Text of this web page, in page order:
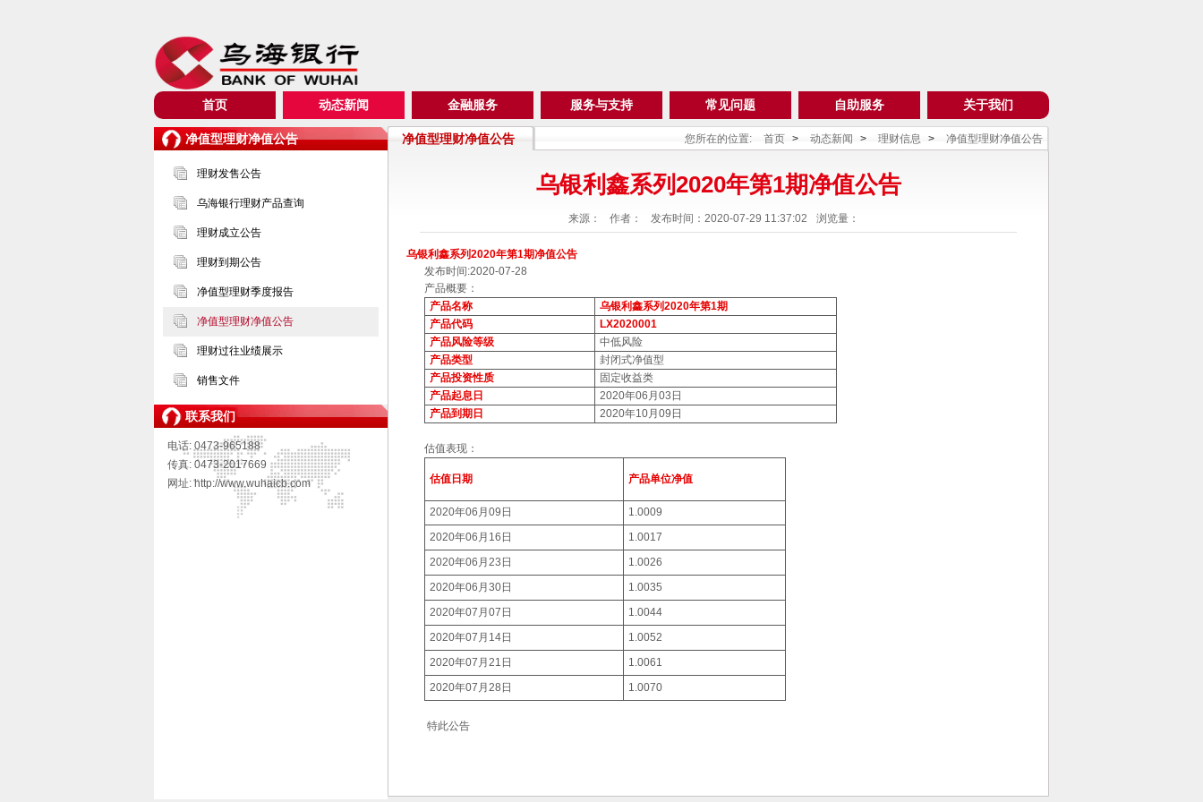
首页 动态新闻 金融服务 服务与支持 常见问题 自助服务 关于我们
净值型理财净值公告
理财发售公告
乌海银行理财产品查询
理财成立公告
理财到期公告
净值型理财季度报告
净值型理财净值公告
理财过往业绩展示
销售文件
联系我们
电话: 0473-965188
传真: 0473-2017669
网址: http://www.wuhaicb.com
净值型理财净值公告 您所在的位置: 首页 > 动态新闻 > 理财信息 > 净值型理财净值公告
乌银利鑫系列2020年第1期净值公告
来源： 作者： 发布时间：2020-07-29 11:37:02 浏览量：
乌银利鑫系列2020年第1期净值公告
发布时间:2020-07-28
产品概要：
产品名称
乌银利鑫系列2020年第1期
产品代码
LX2020001
产品风险等级
中低风险
产品类型
封闭式净值型
产品投资性质
固定收益类
产品起息日
2020年06月03日
产品到期日
2020年10月09日
估值表现：
估值日期 产品单位净值
2020年06月09日
1.0009
2020年06月16日
1.0017
2020年06月23日
1.0026
2020年06月30日
1.0035
2020年07月07日
1.0044
2020年07月14日
1.0052
2020年07月21日
1.0061
2020年07月28日
1.0070
特此公告